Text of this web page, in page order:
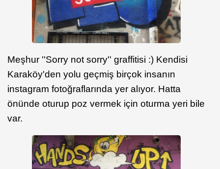
Meşhur ''Sorry not sorry'' graffitisi :) Kendisi
Karaköy'den yolu geçmiş birçok insanın
instagram fotoğraflarında yer alıyor. Hatta
önünde oturup poz vermek için oturma yeri bile
var.